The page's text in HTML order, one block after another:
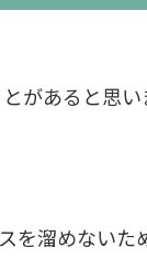
があると思い
を溜めない